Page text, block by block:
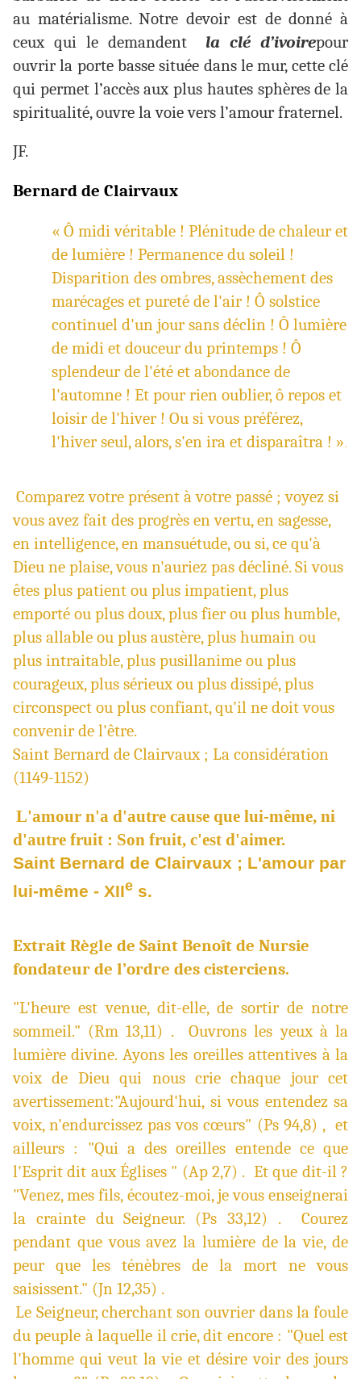
au matérialisme. Notre devoir est de donné à
ceux qui le demandent la clé d’ivoirepour
ouvrir la porte basse située dans le mur, cette clé
qui permet l’accès aux plus hautes sphères de la
spiritualité, ouvre la voie vers l’amour fraternel.
JF.
Bernard de Clairvaux
« Ô midi véritable ! Plénitude de chaleur et
de lumière ! Permanence du soleil !
Disparition des ombres, assèchement des
marécages et pureté de l'air ! Ô solstice
continuel d'un jour sans déclin ! Ô lumière
de midi et douceur du printemps ! Ô
splendeur de l'été et abondance de
l'automne ! Et pour rien oublier, ô repos et
loisir de l'hiver ! Ou si vous préférez,
l'hiver seul, alors, s'en ira et disparaîtra ! »
Comparez votre présent à votre passé ; voyez si
vous avez fait des progrès en vertu, en sagesse,
en intelligence, en mansuétude, ou si, ce qu'à
Dieu ne plaise, vous n'auriez pas décliné. Si vous
êtes plus patient ou plus impatient, plus
emporté ou plus doux, plus fier ou plus humble,
plus allable ou plus austère, plus humain ou
plus intraitable, plus pusillanime ou plus
courageux, plus sérieux ou plus dissipé, plus
circonspect ou plus confiant, qu'il ne doit vous
convenir de l'être.
Saint Bernard de Clairvaux ; La considération
(1149-1152)
L'amour n'a d'autre cause que lui-même, ni
d'autre fruit : Son fruit, c'est d'aimer.
Saint Bernard de Clairvaux ; L'amour par
lui-même - XIIe s.
Extrait Règle de Saint Benoît de Nursie
fondateur de l’ordre des cisterciens.
"L'heure est venue, dit-elle, de sortir de notre
sommeil." (Rm 13,11) . Ouvrons les yeux à la
lumière divine. Ayons les oreilles attentives à la
voix de Dieu qui nous crie chaque jour cet
avertissement:"Aujourd'hui, si vous entendez sa
voix, n'endurcissez pas vos cœurs" (Ps 94,8) , et
ailleurs : "Qui a des oreilles entende ce que
l'Esprit dit aux Églises " (Ap 2,7) . Et que dit-il ?
"Venez, mes fils, écoutez-moi, je vous enseignerai
la crainte du Seigneur. (Ps 33,12) . Courez
pendant que vous avez la lumière de la vie, de
peur que les ténèbres de la mort ne vous
saisissent." (Jn 12,35) .
Le Seigneur, cherchant son ouvrier dans la foule
du peuple à laquelle il crie, dit encore : "Quel est
l'homme qui veut la vie et désire voir des jours